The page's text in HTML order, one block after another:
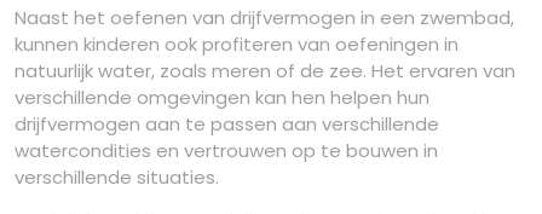
Naast het oefenen van drijfvermogen in een zwembad,
kunnen kinderen ook profiteren van oefeningen in
natuurlijk water, zoals meren of de zee. Het ervaren van
verschillende omgevingen kan hen helpen hun
drijfvermogen aan te passen aan verschillende
watercondities en vertrouwen op te bouwen in
verschillende situaties.